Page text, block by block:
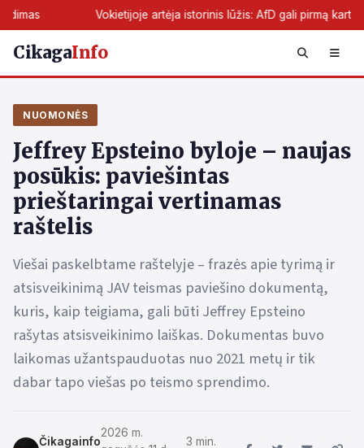
Vokietijoje artėja istorinis lūžis: AfD gali pirmą kartą perimti žemės
CikagaInfo
NUOMONĖS
Jeffrey Epsteino byloje – naujas
posūkis: paviešintas
prieštaringai vertinamas
raštelis
Viešai paskelbtame raštelyje – frazės apie tyrimą ir
atsisveikinimą JAV teismas paviešino dokumentą,
kuris, kaip teigiama, gali būti Jeffrey Epsteino
rašytas atsisveikinimo laiškas. Dokumentas buvo
laikomas užantspauduotas nuo 2021 metų ir tik
dabar tapo viešas po teismo sprendimo.
Čikagainfo
2026 m.
3 min.